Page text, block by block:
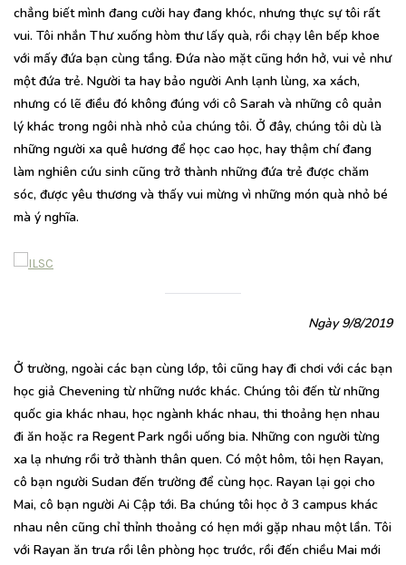
chẳng biết mình đang cười hay đang khóc, nhưng thực sự tôi rất
vui. Tôi nhắn Thư xuống hòm thư lấy quà, rồi chạy lên bếp khoe
với mấy đứa bạn cùng tầng. Đứa nào mặt cũng hớn hở, vui vẻ như
một đứa trẻ. Người ta hay bảo người Anh lạnh lùng, xa xách,
nhưng có lẽ điều đó không đúng với cô Sarah và những cô quản
lý khác trong ngôi nhà nhỏ của chúng tôi. Ở đây, chúng tôi dù là
những người xa quê hương để học cao học, hay thậm chí đang
làm nghiên cứu sinh cũng trở thành những đứa trẻ được chăm
sóc, được yêu thương và thấy vui mừng vì những món quà nhỏ bé
mà ý nghĩa.
Ngày 9/8/2019
Ở trường, ngoài các bạn cùng lớp, tôi cũng hay đi chơi với các bạn
học giả Chevening từ những nước khác. Chúng tôi đến từ những
quốc gia khác nhau, học ngành khác nhau, thi thoảng hẹn nhau
đi ăn hoặc ra Regent Park ngồi uống bia. Những con người từng
xa lạ nhưng rồi trở thành thân quen. Có một hôm, tôi hẹn Rayan,
cô bạn người Sudan đến trường để cùng học. Rayan lại gọi cho
Mai, cô bạn người Ai Cập tới. Ba chúng tôi học ở 3 campus khác
nhau nên cũng chỉ thỉnh thoảng có hẹn mới gặp nhau một lần. Tôi
với Rayan ăn trưa rồi lên phòng học trước, rồi đến chiều Mai mới